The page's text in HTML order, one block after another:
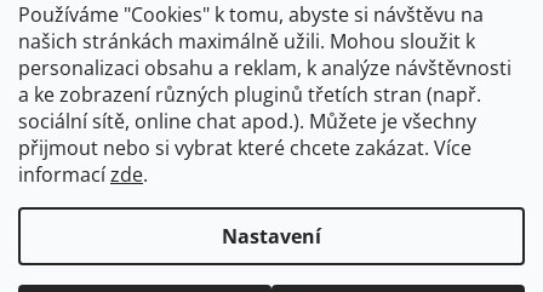
Používáme "Cookies" k tomu, abyste si návštěvu na
našich stránkách maximálně užili. Mohou sloužit k
personalizaci obsahu a reklam, k analýze návštěvnosti
a ke zobrazení různých pluginů třetích stran (např.
sociální sítě, online chat apod.). Můžete je všechny
přijmout nebo si vybrat které chcete zakázat. Více
informacízde.
Nastavení
Retro koupelna
Vytvořil Shoptet + plnenieshopu.cz